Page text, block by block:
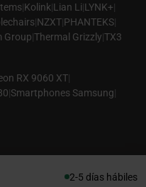
2-5 días hábiles
|Kolink|Lian Li|LYNK+|
|NZXT|PHANTEKS|
Group|Thermal Grizzly|TX3
RX 9060 XT|
|Smartphones Samsung|
RESERVADOS. LAS
PRECIOS Y